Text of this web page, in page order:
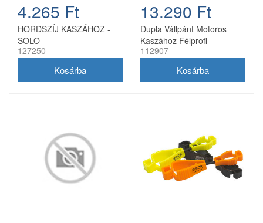
4.265 Ft
HORDSZÍJ KASZÁHOZ -
SOLO
127250
13.290 Ft
Dupla Vállpánt Motoros
Kaszához Félprofi
112907